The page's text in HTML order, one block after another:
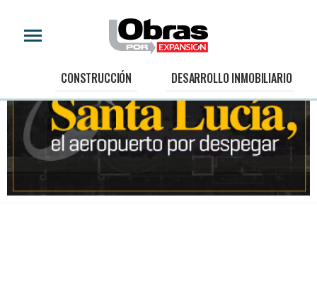
CONSTRUCCIÓN DESARROLLO INMOBILIARIO